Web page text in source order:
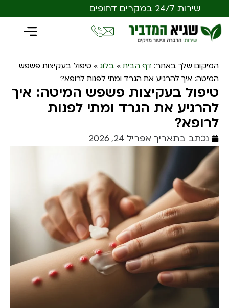
שירות 24/7 במקרים דחופים
המיקום שלך באתר: דף הבית » בלוג » טיפול בעקיצות פשפש
המיטה: איך להרגיע את הגרד ומתי לפנות לרופא?
טיפול בעקיצות פשפש המיטה: איך
להרגיע את הגרד ומתי לפנות
לרופא?
נכתב בתאריך אפריל 24, 2026